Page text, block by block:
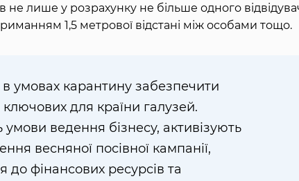
не лише у розрахунку не більше одного
1,5 метрової відстані між особами тощо.
карантину забезпечити
для країни галузей.
ведення бізнесу, активізують
весняної посівної кампанії,
фінансових ресурсів та